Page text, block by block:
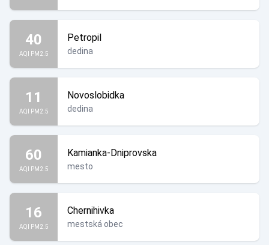
40
AQI PM2.5
Petropil
dedina
11
AQI PM2.5
Novoslobidka
dedina
60
AQI PM2.5
Kamianka-Dniprovska
mesto
16
AQI PM2.5
Chernihivka
mestská obec